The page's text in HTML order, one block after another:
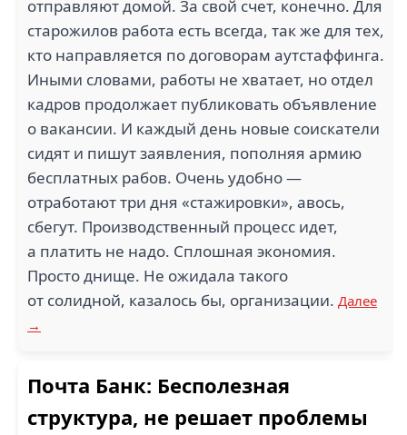
отправляют домой. За свой счет, конечно. Для
старожилов работа есть всегда, так же для тех,
кто направляется по договорам аутстаффинга.
Иными словами, работы не хватает, но отдел
кадров продолжает публиковать объявление
о вакансии. И каждый день новые соискатели
сидят и пишут заявления, пополняя армию
бесплатных рабов. Очень удобно —
отработают три дня «стажировки», авось,
сбегут. Производственный процесс идет,
а платить не надо. Сплошная экономия.
Просто днище. Не ожидала такого
от солидной, казалось бы, организации. Далее
→
Почта Банк: Бесполезная
структура, не решает проблемы